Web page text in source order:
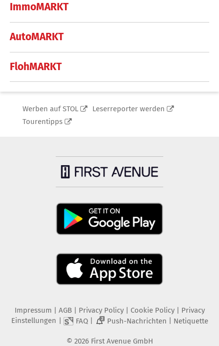
ImmoMARKT
AutoMARKT
FlohMARKT
Werben auf STOL
Leserreporter werden
Tourentipps
Impressum AGB Privacy Policy| Cookie Policy| Privacy
Einstellungen
FAQ| 2 Push-Nachrichten Netiquette
© 2026 First Avenue GmbH